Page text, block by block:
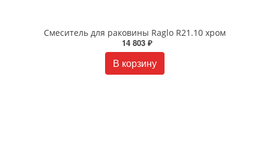
Смеситель для раковины Raglo R21.10 хром
14 803 ₽
В корзину